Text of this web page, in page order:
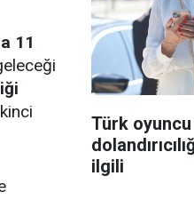
11
Türk
ilgili